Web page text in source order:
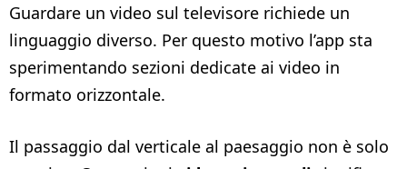
Guardare un video sul televisore richiede un
linguaggio diverso. Per questo motivo l’app sta
sperimentando sezioni dedicate ai video in
formato orizzontale.
Il passaggio dal verticale al paesaggio non è solo